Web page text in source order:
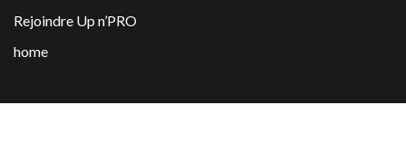
Rejoindre Up n’PRO
home